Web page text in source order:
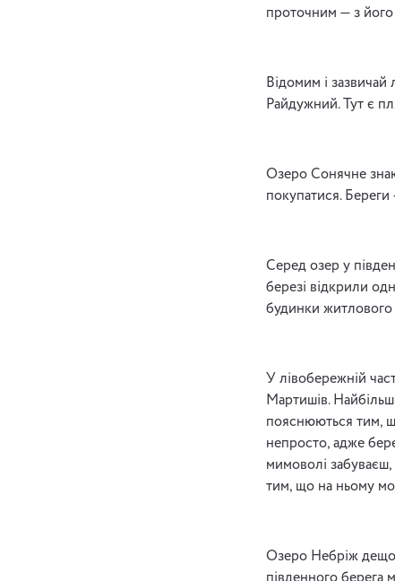
проточним — з його
Відомим і
Райдужний. Тут є
Озеро Сонячне
покупатися.
Серед озер у
березі відкрили
будинки житлового
У лівобережній
Мартишів.
пояснюються тим,
непросто, адже
мимоволі
тим, що на ньому
Озеро Небріж дещо